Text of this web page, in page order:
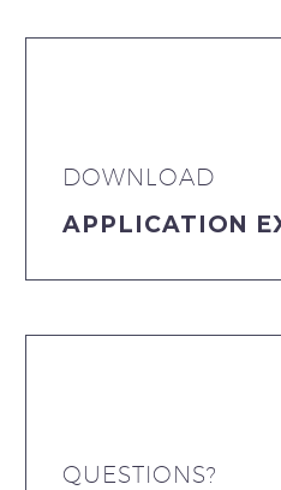
DOWNLOAD
APPLICATION
QUESTIONS?